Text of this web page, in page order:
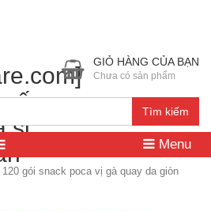
Tìm kiếm
GIỎ HÀNG CỦA BẠN
Chưa có sản phẩm
Menu
gói snack poca vị gà quay da giòn